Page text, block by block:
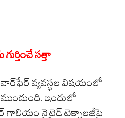
సత్తా
వార్‌ఫేర్‌ వ్యవస్థల విషయంలో
ఇందులో
గాలియం నైట్రైడ్‌ టెక్నాలజీపై